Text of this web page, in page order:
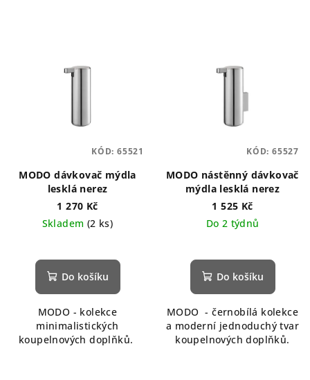
MODO dávkovač mýdla
lesklá nerez
1 270 Kč
Skladem (2 ks)
Do košíku
MODO - kolekce
minimalistických
koupelnových doplňků.
KÓD: 65521
MODO nástěnný dávkovač
mýdla lesklá nerez
1 525 Kč
Do 2 týdnů
hodnocení
produktu
z
5
hvězdiček.
Do košíku
MODO - černobílá kolekce
a moderní jednoduchý tvar
koupelnových doplňků.
KÓD: 65527